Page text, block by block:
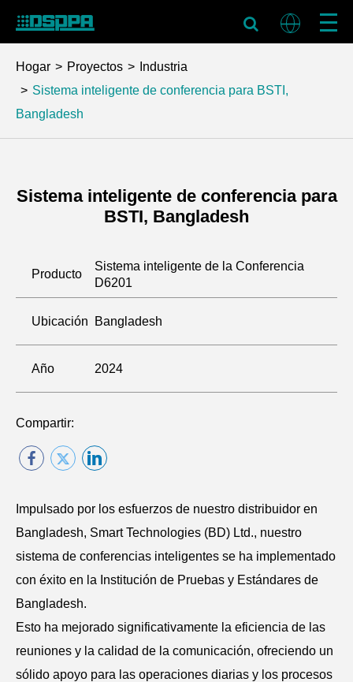
Hogar Proyectos
Industria
Sistema inteligente de conferencia para BSTI,
Bangladesh
Sistema inteligente de conferencia para
BSTI, Bangladesh
Producto
Sistema inteligente de la Conferencia
D6201
Ubicación Bangladesh
Año 2024
Compartir:
Impulsado por los esfuerzos de nuestro distribuidor en
Bangladesh, Smart Technologies (BD) Ltd., nuestro
sistema de conferencias inteligentes se ha implementado
con éxito en la Institución de Pruebas y Estándares de
Bangladesh.
Esto ha mejorado significativamente la eficiencia de las
reuniones y la calidad de la comunicación, ofreciendo un
sólido apoyo para las operaciones diarias y los procesos